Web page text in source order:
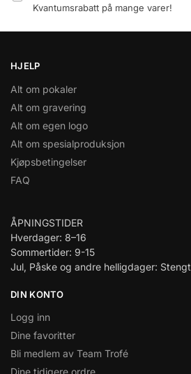
Kvantumsrabatt på mange varer!
HJELP
Alt om pokaler
Alt om gravering
Alt om egen logo
Alt om spesialproduksjon
Kjøpsbetingelser
FAQ
ÅPNINGSTIDER
Hverdager: 8–16
Sommertider: 9-15
Jul, Påske og andre helligdager: Stengt
DIN KONTO
Logg inn
Dine favoritter
Bli medlem av Team Trofé
Dine tidigere ordre